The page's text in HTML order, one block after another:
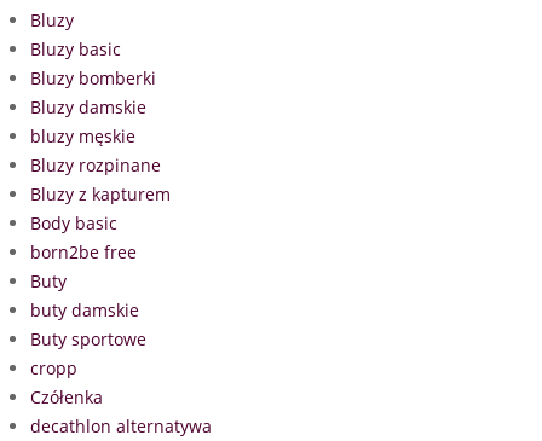
Bluzy
Bluzy basic
Bluzy bomberki
Bluzy damskie
bluzy męskie
Bluzy rozpinane
Bluzy z kapturem
Body basic
born2be free
Buty
buty damskie
Buty sportowe
cropp
Czółenka
decathlon alternatywa